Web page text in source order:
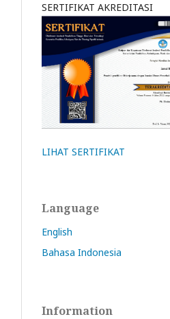
SERTIFIKAT AKREDITASI
LIHAT SERTIFIKAT
Language
English
Bahasa Indonesia
Information